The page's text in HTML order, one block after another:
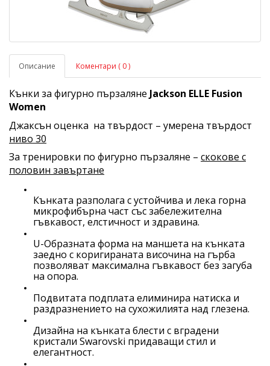
Описание Коментари ( 0 )
Кънки за фигурно пързаляне Jackson ELLE Fusion
Women
Джаксън оценка на твърдост – умерена твърдост
ниво 30
За тренировки по фигурно пързаляне – скокове с
половин завъртане
Кънката разполага с устойчива и лека горна
микрофибърна част със забележителна
гъвкавост, елстичност и здравина.
U-Образната форма на маншета на кънката
заедно с коригираната височина на гърба
позволяват максимална гъвкавост без загуба
на опора.
Подвитата подплата елиминира натиска и
раздразнението на сухожилията над глезена.
Дизайна на кънката блести с вградени
кристали Swarovski придаващи стил и
елегантност.